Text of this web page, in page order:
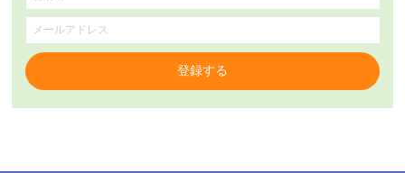
登録する